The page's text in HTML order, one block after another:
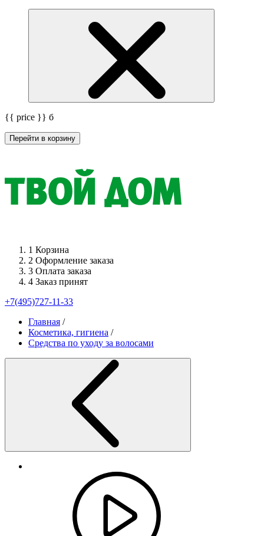
{{ price }} б
Перейти в корзину
1 Корзина
2 Оформление заказа
3 Оплата заказа
4 Заказ принят
+7(495)727-11-33
Главная /
Косметика, гигиена /
Средства по уходу за волосами